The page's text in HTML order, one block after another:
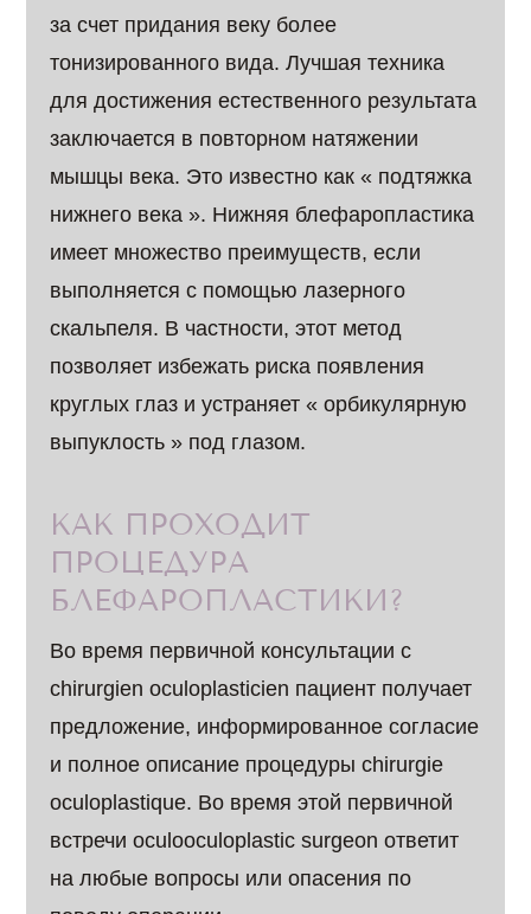
за счет придания веку более
тонизированного вида. Лучшая техника
для достижения естественного результата
заключается в повторном натяжении
мышцы века. Это известно как « подтяжка
нижнего века ». Нижняя блефаропластика
имеет множество преимуществ, если
выполняется с помощью лазерного
скальпеля. В частности, этот метод
позволяет избежать риска появления
круглых глаз и устраняет « орбикулярную
выпуклость » под глазом.
КАК ПРОХОДИТ
ПРОЦЕДУРА
БЛЕФАРОПЛАСТИКИ?
Во время первичной консультации с
chirurgien oculoplasticien пациент получает
предложение, информированное согласие
и полное описание процедуры chirurgie
oculoplastique. Во время этой первичной
встречи оculooculoplastic surgeon ответит
на любые вопросы или опасения по